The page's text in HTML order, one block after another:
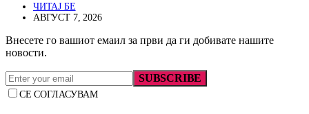
ЧИТАЈ БЕ
АВГУСТ 7, 2026
Внесете го вашиот емаил за први да ги добивате нашите
новости.
SUBSCRIBE
СЕ СОГЛАСУВАМ